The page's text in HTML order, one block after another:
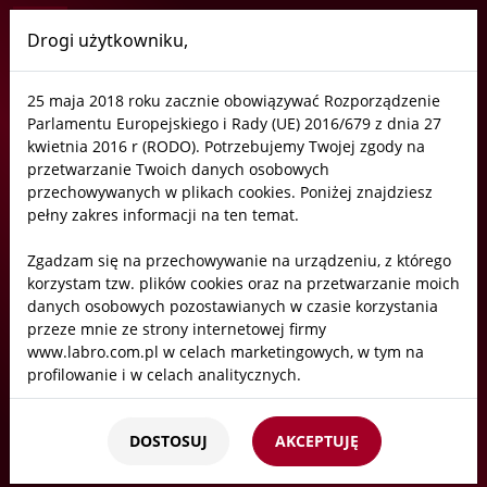
Labro
Rysunki techniczne
Katalogi
Rysunki techniczne
Instrukcje montażu
Drogi użytkowniku,
25 maja 2018 roku zacznie obowiązywać Rozporządzenie
Parlamentu Europejskiego i Rady (UE) 2016/679 z dnia 27
kwietnia 2016 r (RODO). Potrzebujemy Twojej zgody na
przetwarzanie Twoich danych osobowych
przechowywanych w plikach cookies. Poniżej znajdziesz
pełny zakres informacji na ten temat.
Zgadzam się na przechowywanie na urządzeniu, z którego
korzystam tzw. plików cookies oraz na przetwarzanie moich
danych osobowych pozostawianych w czasie korzystania
przeze mnie ze strony internetowej firmy
www.labro.com.pl w celach marketingowych, w tym na
profilowanie i w celach analitycznych.
Kto będzie administratorem Twoich danych?
Administratorami Twoich danych będziemy my: Firma
Labro Technologie sp.z o.o.sp.k. z siedzibą w Krakowie ul.
DOSTOSUJ AKCEPTUJĘ